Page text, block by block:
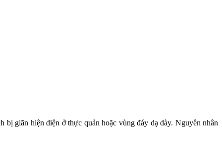
giãn hiện diện ở thực quản hoặc vùng đáy dạ dày. Nguyên nhân